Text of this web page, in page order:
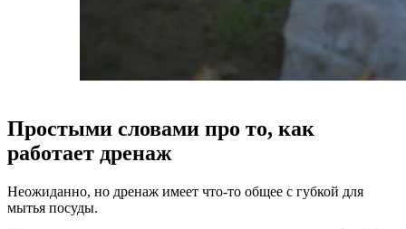
Простыми словами про то, как
работает дренаж
Неожиданно, но дренаж имеет что-то общее с губкой для
мытья посуды.